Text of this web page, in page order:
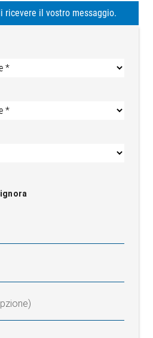
|
ricevere il vostro messaggio.